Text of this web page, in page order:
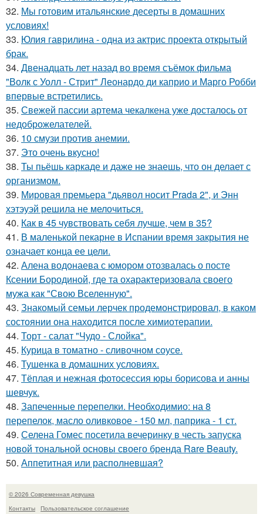
32. Мы готовим итальянские десерты в домашних
условиях!
33. Юлия гаврилина - одна из актрис проекта открытый
брак.
34. Двенадцать лет назад во время съёмок фильма
"Волк с Уолл - Стрит" Леонардо ди каприо и Марго Робби
впервые встретились.
35. Свежей пассии артема чекалкена уже досталось от
недоброжелателей.
36. 10 смузи против анемии.
37. Это очень вкусно!
38. Ты пьёшь каркаде и даже не знаешь, что он делает с
организмом.
39. Мировая премьера "дьявол носит Prada 2", и Энн
хэтэуэй решила не мелочиться.
40. Как в 45 чувствовать себя лучше, чем в 35?
41. В маленькой пекарне в Испании время закрытия не
означает конца ее цели.
42. Алена водонаева с юмором отозвалась о посте
Ксении Бородиной, где та охарактеризовала своего
мужа как "Свою Вселенную".
43. Знакомый семьи лерчек продемонстрировал, в каком
состоянии она находится после химиотерапии.
44. Торт - салат "Чудо - Слойка".
45. Курица в томатно - сливочном соусе.
46. Тушенка в домашних условиях.
47. Тёплая и нежная фотосессия юры борисова и анны
шевчук.
48. Запеченные перепелки. Необходимио: на 8
перепелок, масло оливковое - 150 мл, паприка - 1 ст.
49. Селена Гомес посетила вечеринку в честь запуска
новой тональной основы своего бренда Rare Beauty.
50. Аппетитная или располневшая?
© 2026 Современная девушка
Контакты
Пользовательское соглашение